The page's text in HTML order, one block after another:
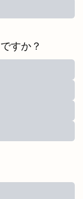
すか？